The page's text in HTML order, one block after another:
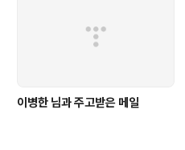
이병한 님과 주고받은 메일